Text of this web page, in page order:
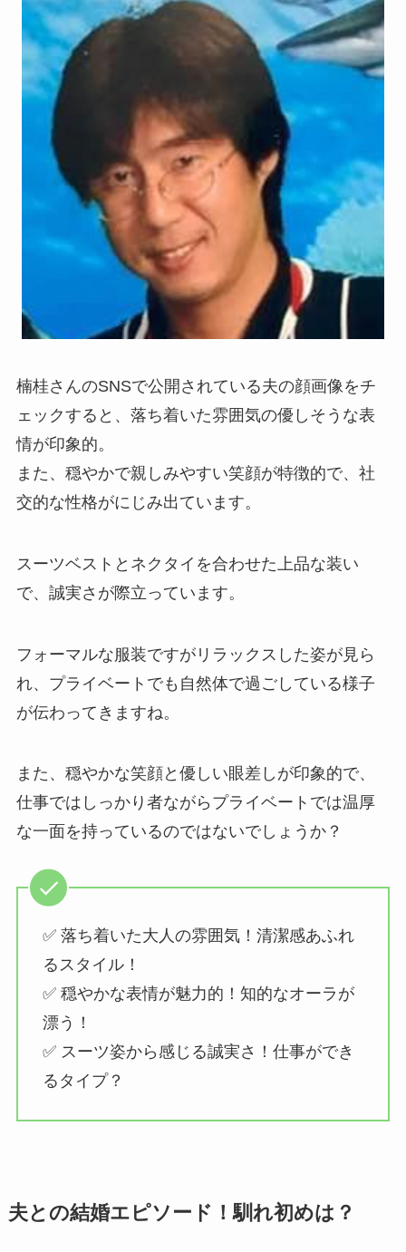
楠桂さんのSNSで公開されている夫の顔画像をチ
ェックすると、落ち着いた雰囲気の優しそうな表
情が印象的。
また、穏やかで親しみやすい笑顔が特徴的で、社
交的な性格がにじみ出ています。
スーツベストとネクタイを合わせた上品な装い
で、誠実さが際立っています。
フォーマルな服装ですがリラックスした姿が見ら
れ、プライベートでも自然体で過ごしている様子
が伝わってきますね。
また、穏やかな笑顔と優しい眼差しが印象的で、
仕事ではしっかり者ながらプライベートでは温厚
な一面を持っているのではないでしょうか？
✅ 落ち着いた大人の雰囲気！清潔感あふれ
るスタイル！
✅ 穏やかな表情が魅力的！知的なオーラが
漂う！
✅ スーツ姿から感じる誠実さ！仕事ができ
るタイプ？
夫との結婚エピソード！馴れ初めは？